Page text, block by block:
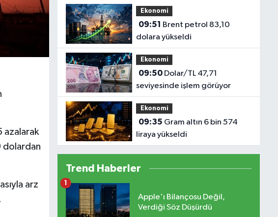
azalarak
dolardan
arz
Ekonomi
09:51
dolara yükseldi
Ekonomi
09:50Dolar/TL 47,71
seviyesinde işlem görüyor
Ekonomi
09:35
liraya yükseldi
Trend Haberler
Apple'ı Bilançosu Değil,
Verdiği Söz Düşürdü
1